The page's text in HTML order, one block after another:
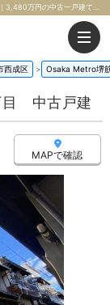
西成区 Osaka Metro堺
目 中古戸建
MAPで確認